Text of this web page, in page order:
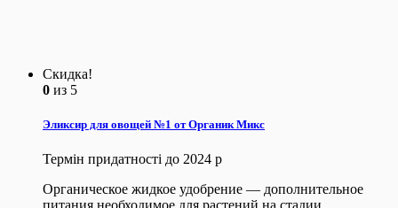
Скидка!
0 из 5
Эликсир для овощей №1 от Органик Микс
Термін придатності до 2024 р
Органическое жидкое удобрение — дополнительное